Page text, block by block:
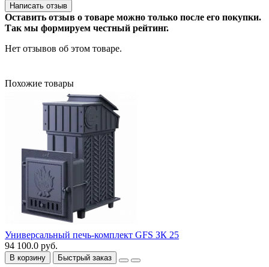
Написать отзыв
Оставить отзыв о товаре можно только после его покупки.
Так мы формируем честный рейтинг.
Нет отзывов об этом товаре.
Похожие товары
Универсальный печь-комплект GFS ЗК 25
94 100.0 руб.
В корзину Быстрый заказ